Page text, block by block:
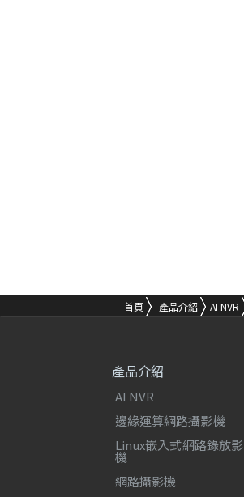
首頁 產品介紹 AI NVR
產品介紹
AI NVR
邊緣運算網路攝影機
Linux嵌入式網路錄放影
機
網路攝影機